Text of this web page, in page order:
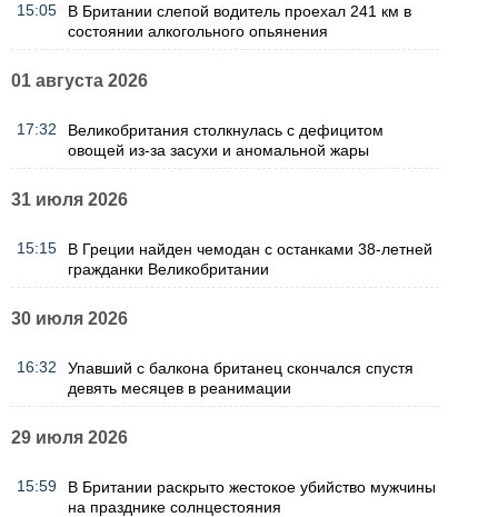
15:05
В Британии слепой водитель проехал 241 км в
состоянии алкогольного опьянения
01 августа 2026
17:32
Великобритания столкнулась с дефицитом
овощей из-за засухи и аномальной жары
31 июля 2026
15:15
В Греции найден чемодан с останками 38-летней
гражданки Великобритании
30 июля 2026
16:32
Упавший с балкона британец скончался спустя
девять месяцев в реанимации
29 июля 2026
15:59
В Британии раскрыто жестокое убийство мужчины
на празднике солнцестояния